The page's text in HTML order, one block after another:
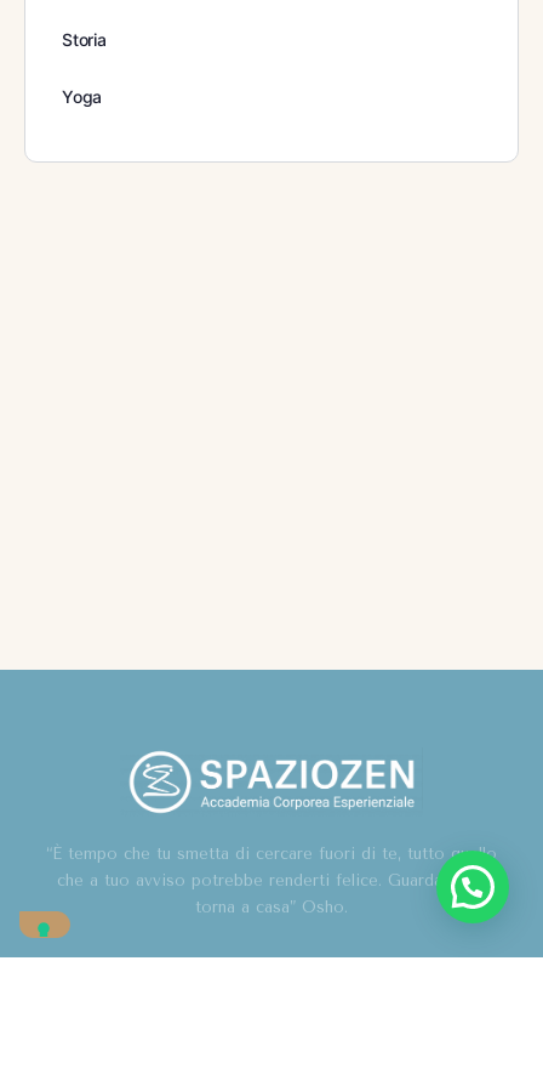
Storia
Yoga
“È tempo che tu smetta di cercare fuori di te, tutto quello
che a tuo avviso potrebbe renderti felice. Guarda in te,
torna a casa” Osho.